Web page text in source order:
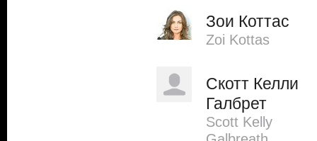
Зои Коттас
Zoi Kottas
Скотт Келли
Галбрет
Scott Kelly